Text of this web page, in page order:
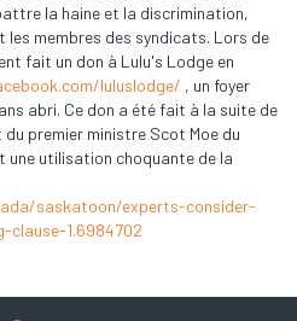
la haine et la discrimination,
membres des syndicats. Lors de
fait un don à Lulu's Lodge en
luluslodge/ , un foyer
abri. Ce don a été fait à la suite de
premier ministre Scot Moe du
une utilisation choquante de la
saskatoon/experts-consider-
1.6984702